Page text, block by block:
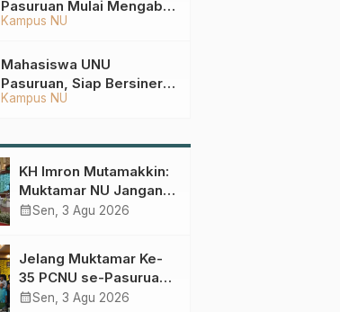
Kampus NU
Pasuruan Mulai Mengabdi
di Wonokerto dan Oro-
Programnya
Kampus NU
Mahasiswa UNU
Pasuruan, Siap Bersinergi
Percepat Pembangunan
KH Imron Mutamakkin:
Muktamar NU Jangan
Terjebak pada
calendar_monthSen, 3 Agu 2026
Jelang Muktamar Ke-
35 PCNU se-Pasuruan
Raya Rumuskan
calendar_monthSen, 3 Agu 2026